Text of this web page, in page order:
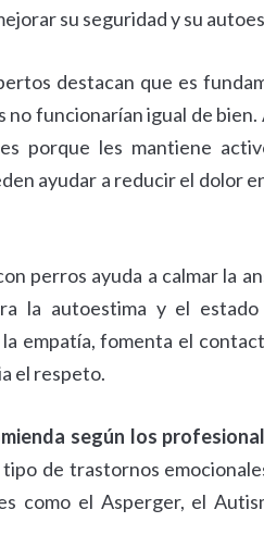
su seguridad y su
destacan que es
no funcionarían igual de
porque les mantiene
ayudar a reducir el dolor
perros ayuda a calmar la
la autoestima y el
empatía, fomenta el
el respeto.
según los
de trastornos
como el Asperger, el